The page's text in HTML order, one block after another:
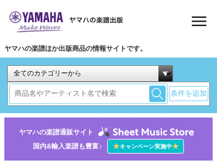
ヤマハの楽譜ほか出版商品の情報サイトです。
条件を追加
ヤマハの楽譜通販サイト
国内&輸入楽譜も豊富♪
★キャンペーン実施中★